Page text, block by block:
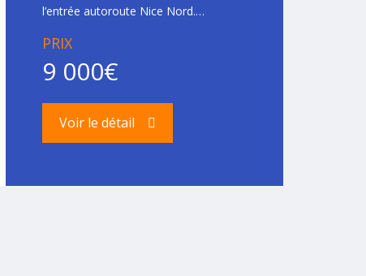
l’entrée autoroute Nice Nord.…
PRIX
9 000€
Voir le détail